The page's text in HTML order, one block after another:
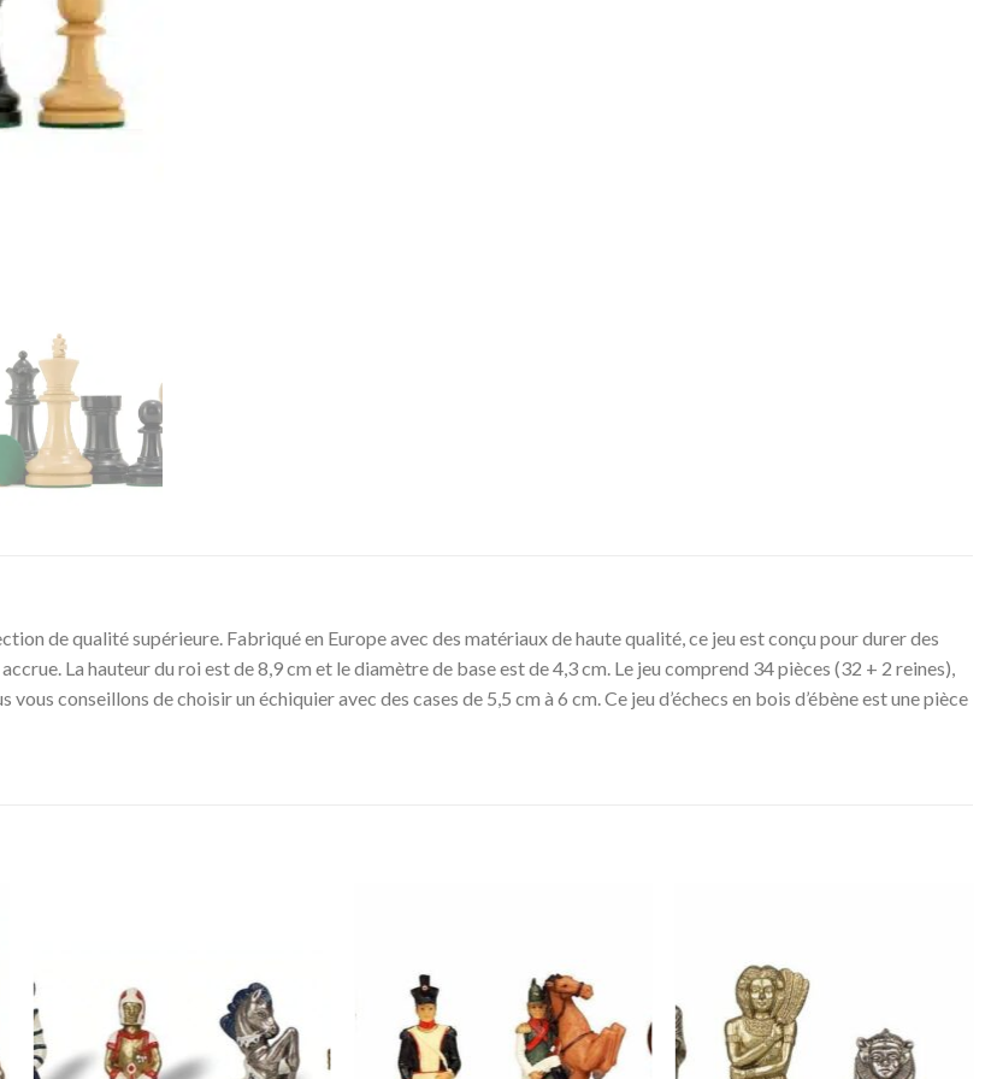
de qualité supérieure. Fabriqué en Europe avec des matériaux de haute qualité, ce jeu est conçu pour durer des
La hauteur du roi est de 8,9 cm et le diamètre de base est de 4,3 cm. Le jeu comprend 34 pièces (32 + 2 reines),
conseillons de choisir un échiquier avec des cases de 5,5 cm à 6 cm. Ce jeu d’échecs en bois d’ébène est une pièce